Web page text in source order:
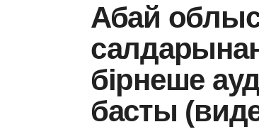
Абай
бірнеше
басты